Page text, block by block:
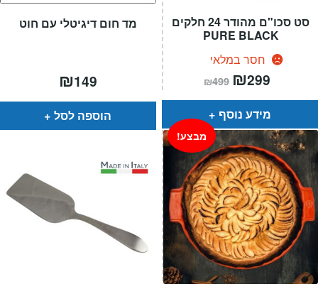
מד חום דיגיטלי עם חוט
₪149
הוספה לסל
סט סכו"ם מהודר 24 חלקים
PURE BLACK
חסר במלאי
₪499 המחיר
המקורי
היה:
₪499.
₪299
הוא:
מידע נוסף
מבצע!